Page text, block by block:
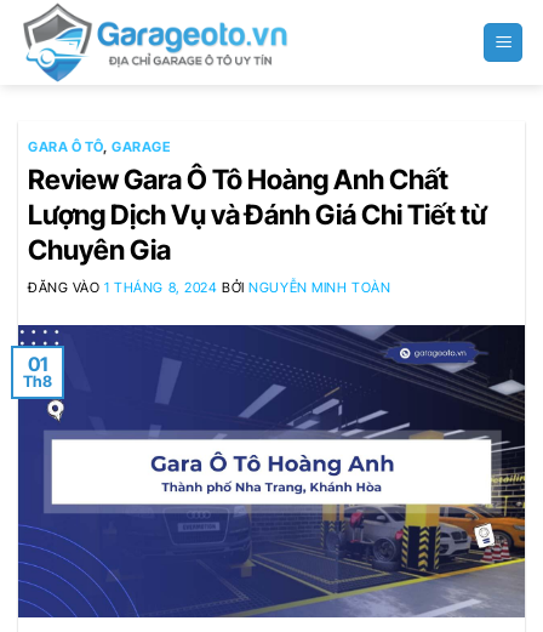
qua
GARA Ô TÔ,GARAGE
Review Gara Ô Tô Hoàng Anh Chất
Lượng Dịch Vụ và Đánh Giá Chi Tiết từ
Chuyên Gia
ĐĂNG VÀO1 THÁNG 8, 2024 BỞINGUYỄN MINH TOÀN
01
Th8